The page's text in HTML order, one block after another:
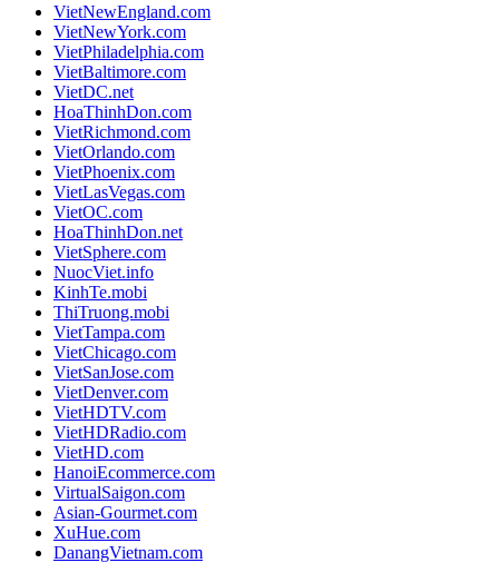
VietNewEngland.com
VietNewYork.com
VietPhiladelphia.com
VietBaltimore.com
VietDC.net
HoaThinhDon.com
VietRichmond.com
VietOrlando.com
VietPhoenix.com
VietLasVegas.com
VietOC.com
HoaThinhDon.net
VietSphere.com
NuocViet.info
KinhTe.mobi
ThiTruong.mobi
VietTampa.com
VietChicago.com
VietSanJose.com
VietDenver.com
VietHDTV.com
VietHDRadio.com
VietHD.com
HanoiEcommerce.com
VirtualSaigon.com
Asian-Gourmet.com
XuHue.com
DanangVietnam.com